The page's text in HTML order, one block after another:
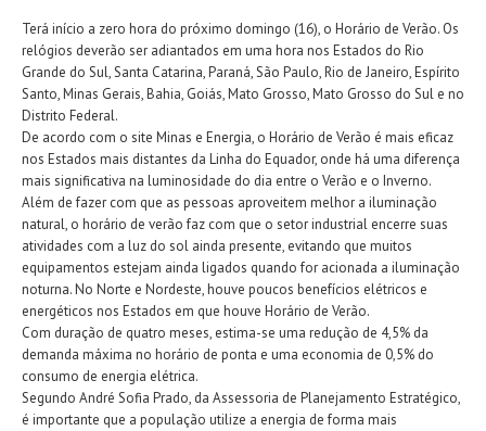
Terá início a zero hora do próximo domingo (16), o Horário de Verão. Os
relógios deverão ser adiantados em uma hora nos Estados do Rio
Grande do Sul, Santa Catarina, Paraná, São Paulo, Rio de Janeiro, Espírito
Santo, Minas Gerais, Bahia, Goiás, Mato Grosso, Mato Grosso do Sul e no
Distrito Federal.
De acordo com o site Minas e Energia, o Horário de Verão é mais eficaz
nos Estados mais distantes da Linha do Equador, onde há uma diferença
mais significativa na luminosidade do dia entre o Verão e o Inverno.
Além de fazer com que as pessoas aproveitem melhor a iluminação
natural, o horário de verão faz com que o setor industrial encerre suas
atividades com a luz do sol ainda presente, evitando que muitos
equipamentos estejam ainda ligados quando for acionada a iluminação
noturna. No Norte e Nordeste, houve poucos benefícios elétricos e
energéticos nos Estados em que houve Horário de Verão.
Com duração de quatro meses, estima-se uma redução de 4,5% da
demanda máxima no horário de ponta e uma economia de 0,5% do
consumo de energia elétrica.
Segundo André Sofia Prado, da Assessoria de Planejamento Estratégico,
é importante que a população utilize a energia de forma mais